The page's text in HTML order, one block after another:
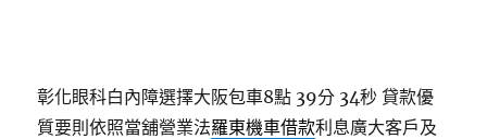
彰化眼科白內障選擇大阪包車8點 39分 34秒 貸款優
質要則依照當舖營業法羅東機車借款利息廣大客戶及